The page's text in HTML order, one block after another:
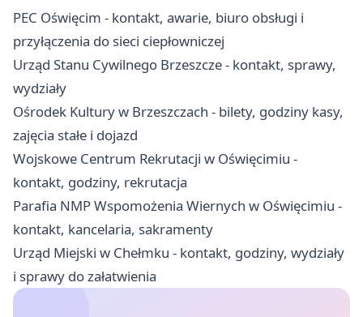
PEC Oświęcim - kontakt, awarie, biuro obsługi i
przyłączenia do sieci ciepłowniczej
Urząd Stanu Cywilnego Brzeszcze - kontakt, sprawy,
wydziały
Ośrodek Kultury w Brzeszczach - bilety, godziny kasy,
zajęcia stałe i dojazd
Wojskowe Centrum Rekrutacji w Oświęcimiu -
kontakt, godziny, rekrutacja
Parafia NMP Wspomożenia Wiernych w Oświęcimiu -
kontakt, kancelaria, sakramenty
Urząd Miejski w Chełmku - kontakt, godziny, wydziały
i sprawy do załatwienia